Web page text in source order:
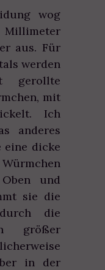
wog
aus. Für
werden
gerollte
mit
Ich
anderes
eine dicke
und
sie die
die
größer
in der